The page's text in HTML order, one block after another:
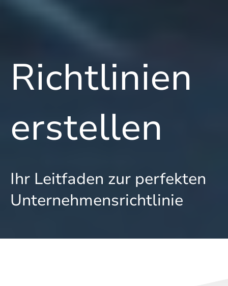
Richtlinien
erstellen
Ihr Leitfaden zur perfekten
Unternehmensrichtlinie